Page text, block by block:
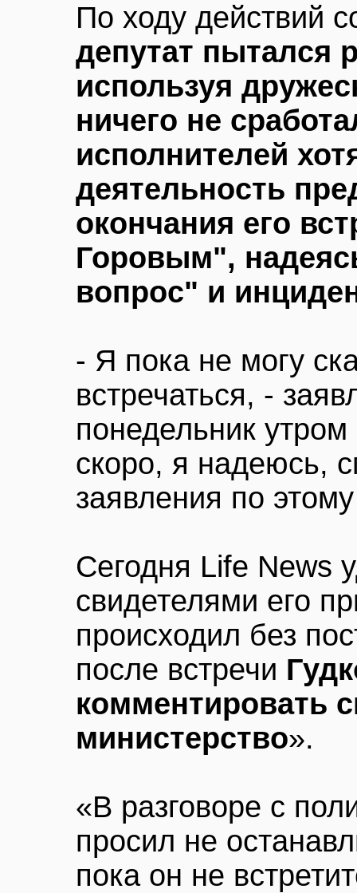
По ходу действий
депутат пытался
используя
ничего не
исполнителей
деятельность
окончания его
Горовым",
вопрос" и
- Я пока не могу
встречаться, -
понедельник
скоро, я надеюсь,
заявления по
Сегодня Life News
свидетелями его
происходил без
после встречи
комментировать
министерство».
«В разговоре с
просил не
пока он не